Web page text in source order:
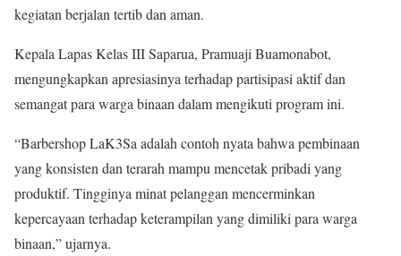
kegiatan berjalan tertib dan aman.
Kepala Lapas Kelas III Saparua, Pramuaji Buamonabot,
mengungkapkan apresiasinya terhadap partisipasi aktif dan
semangat para warga binaan dalam mengikuti program ini.
“Barbershop LaK3Sa adalah contoh nyata bahwa pembinaan
yang konsisten dan terarah mampu mencetak pribadi yang
produktif. Tingginya minat pelanggan mencerminkan
kepercayaan terhadap keterampilan yang dimiliki para warga
binaan,” ujarnya.